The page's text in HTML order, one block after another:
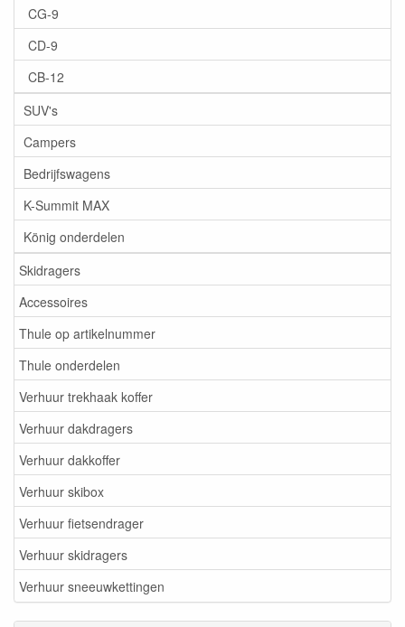
CG-9
CD-9
CB-12
SUV's
Campers
Bedrijfswagens
K-Summit MAX
König onderdelen
Skidragers
Accessoires
Thule op artikelnummer
Thule onderdelen
Verhuur trekhaak koffer
Verhuur dakdragers
Verhuur dakkoffer
Verhuur skibox
Verhuur fietsendrager
Verhuur skidragers
Verhuur sneeuwkettingen